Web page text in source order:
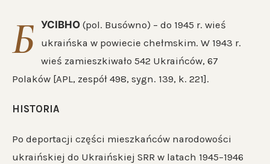
Б УСІВНО (pol. Busówno) – do 1945 r. wieś
ukraińska w powiecie chełmskim. W 1943 r.
wieś zamieszkiwało 542 Ukraińców, 67
Polaków [APL, zespół 498, sygn. 139, k. 221].
HISTORIA
Po deportacji części mieszkańców narodowości
ukraińskiej do Ukraińskiej SRR w latach 1945–1946